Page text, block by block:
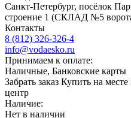
Санкт-Петербург, посёлок
строение 1 (СКЛАД №5
Контакты
8 (812) 326-326-4
info@vodaesko.ru
Принимаем к оплате:
Наличные, Банковские карты
Забрать заказ Купить на месте
центр
Наличие:
Нет в наличии